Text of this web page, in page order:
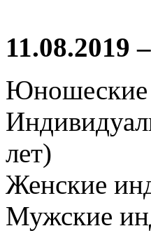
11.08.2019
Юношеские
лет)
Женские
Мужские